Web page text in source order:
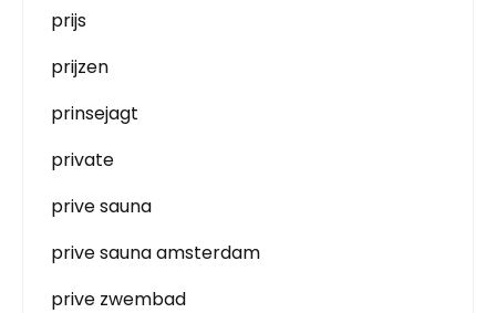
prijs
prijzen
prinsejagt
private
prive sauna
prive sauna amsterdam
prive zwembad